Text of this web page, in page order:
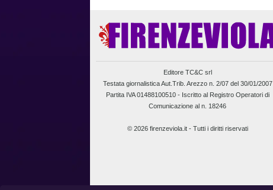
Editore TC&C srl
Testata giornalistica Aut.Trib. Arezzo n. 2/07 del 30/01/2007
Partita IVA 01488100510 - Iscritto al Registro Operatori di
Comunicazione al n. 18246
© 2026 firenzeviola.it - Tutti i diritti riservati